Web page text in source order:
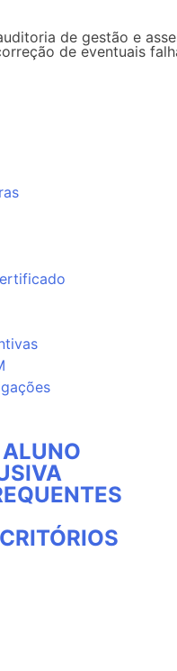
de gestão e
de eventuais